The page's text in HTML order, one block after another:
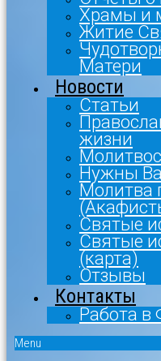
Храмы и
Житие
Матери
Новости
Статьи
жизни
Нужны
Молитва
Святые
Святые
(карта)
Отзывы
Контакты
Работа в
Menu